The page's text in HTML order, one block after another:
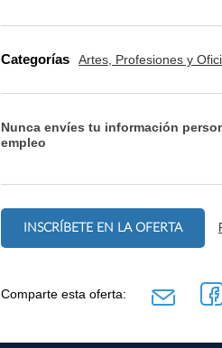
Categorías Artes, Profesiones y
Nunca envíes tu información
empleo
INSCRÍBETE EN LA OFERTA
Comparte esta oferta: